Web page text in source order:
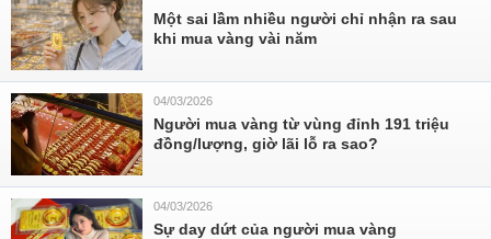
Một sai lầm nhiều người chỉ nhận ra sau
khi mua vàng vài năm
04/03/2026
Người mua vàng từ vùng đỉnh 191 triệu
đồng/lượng, giờ lãi lỗ ra sao?
04/03/2026
Sự day dứt của người mua vàng